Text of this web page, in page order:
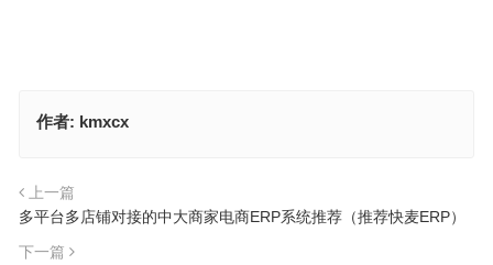
作者: kmxcx
上一篇
多平台多店铺对接的中大商家电商ERP系统推荐（推荐快麦ERP）
下一篇